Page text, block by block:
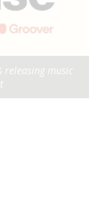
releasing music